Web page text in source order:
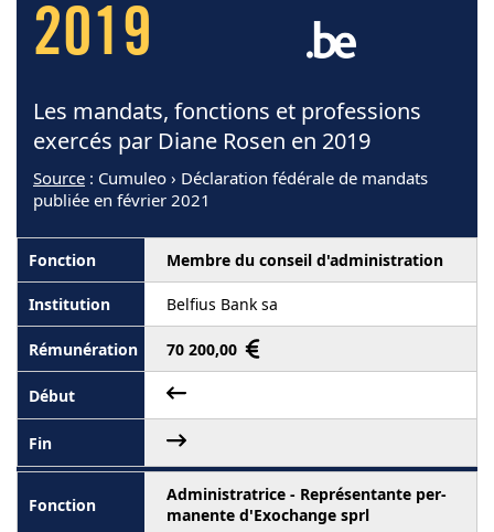
2019
Les mandats, fonctions et professions
exercés par Diane Rosen en 2019
Source : Cumuleo › Déclaration fédérale de mandats
publiée en février 2021
Membre du conseil d'administration
Belfius Bank sa
70 200,00
Administratrice - Représentante per-
manente d'Exochange sprl